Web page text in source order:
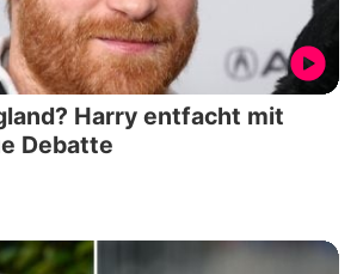
Harry entfacht mit
Debatte